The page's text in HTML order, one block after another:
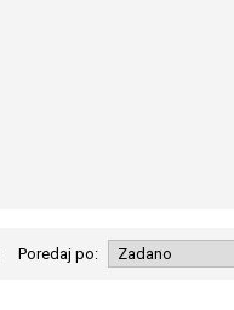
Poredaj po: